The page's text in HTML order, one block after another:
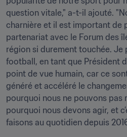
question vitale," a-t-il ajouté.
charnière et il est important de
partenariat avec le Forum des
région si durement touchée. Je
football, en tant que Président
point de vue humain, car ce
généré et accéléré le
pourquoi nous ne pouvons pas
pourquoi nous devons agir, et
faisons au quotidien depuis